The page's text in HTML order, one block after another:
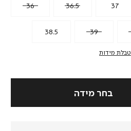
36 36.5 37
38.5 39
טבלת מידות